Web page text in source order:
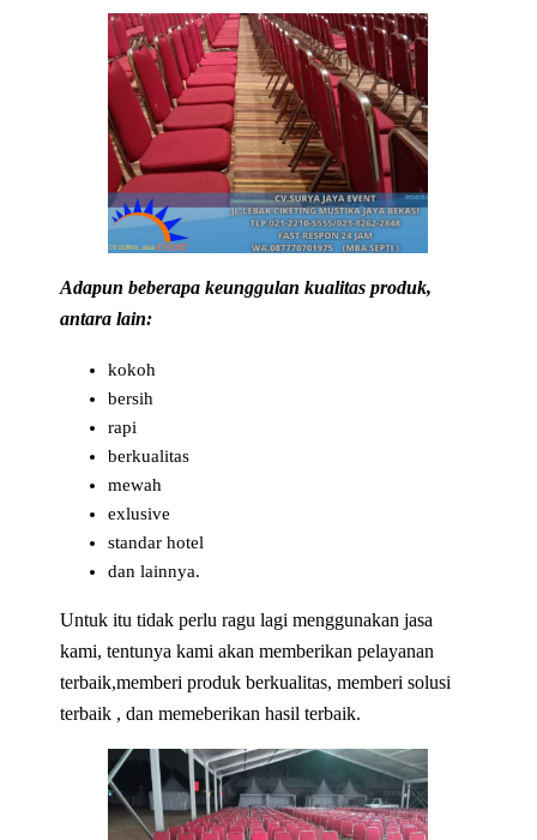
Adapun beberapa keunggulan kualitas produk,
antara lain:
kokoh
bersih
rapi
berkualitas
mewah
exlusive
standar hotel
dan lainnya.
Untuk itu tidak perlu ragu lagi menggunakan jasa
kami, tentunya kami akan memberikan pelayanan
terbaik,memberi produk berkualitas, memberi solusi
terbaik , dan memeberikan hasil terbaik.